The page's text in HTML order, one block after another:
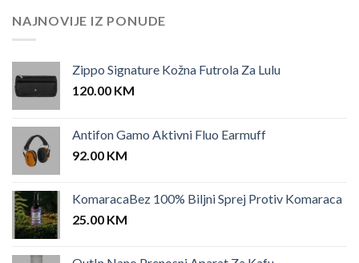
25.00 KM.
NAJNOVIJE IZ PONUDE
Zippo Signature Kožna Futrola Za Lulu
120.00 KM
Antifon Gamo Aktivni Fluo Earmuff
92.00 KM
KomaracaBez 100% Biljni Sprej Protiv Komaraca
25.00 KM